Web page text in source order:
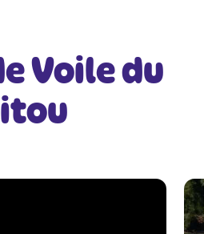
Voile du